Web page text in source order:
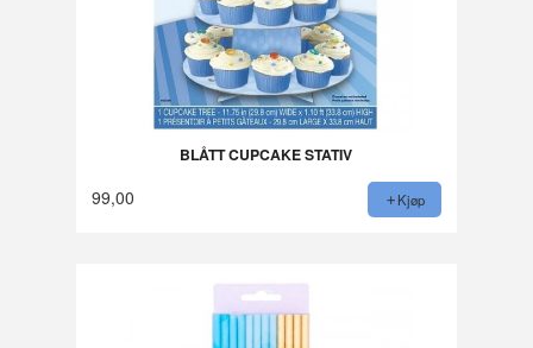
BLÅTT CUPCAKE STATIV
99,00 Kjøp